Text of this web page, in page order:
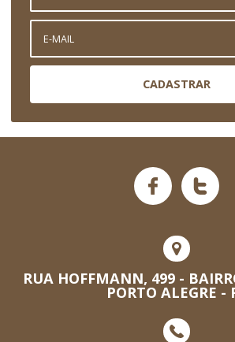
CADASTRAR
RUA HOFFMANN, 499 -
PORTO ALEGRE -